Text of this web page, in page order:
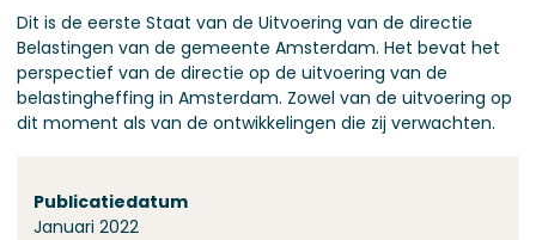
Dit is de eerste Staat van de Uitvoering van de directie
Belastingen van de gemeente Amsterdam. Het bevat het
perspectief van de directie op de uitvoering van de
belastingheffing in Amsterdam. Zowel van de uitvoering op
dit moment als van de ontwikkelingen die zij verwachten.
Publicatiedatum
Januari 2022